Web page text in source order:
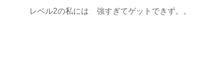
レベル2の私には 強すぎてゲットできず。。